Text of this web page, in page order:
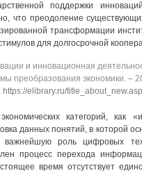
поддержки
что преодоление
трансформации
для долгосрочной
и инновационная
преобразования экономики. ‒
https://elibrary.ru/
категорий, как
данных понятий, в которой
роль цифровых
процесс перехода
время отсутствует